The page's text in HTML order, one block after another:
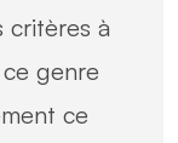
critères à
genre
ce